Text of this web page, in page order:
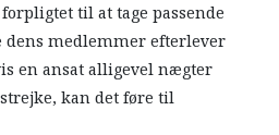
til at tage passende
medlemmer efterlever
en ansat alligevel nægter
kan det føre til